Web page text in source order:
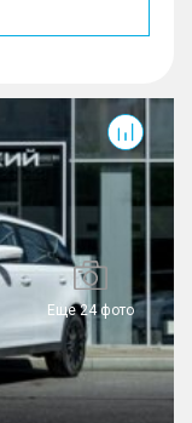
Еще 24 фото